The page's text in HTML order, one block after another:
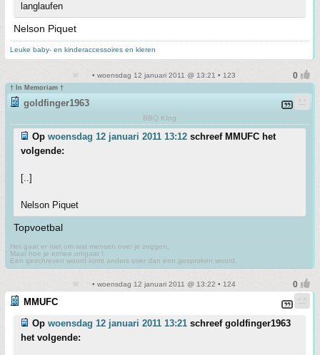
langlaufen
Nelson Piquet
Leuke baby- en kinderaccessoires en kleren
• woensdag 12 januari 2011 @ 13:21 • 123
† In Memoriam †
goldfinger1963
BBQ KIng
Op woensdag 12 januari 2011 13:12 schreef MMUFC het
volgende:
[..]
Nelson Piquet
Topvoetbal
Het gaat er niet om wat mensen over je zeggen,
Maar hoe je ermee omgaat !
Een geschreven woord komt anders over dan een gesproken woord.
• woensdag 12 januari 2011 @ 13:22 • 124
MMUFC
Op woensdag 12 januari 2011 13:21 schreef goldfinger1963
het volgende: